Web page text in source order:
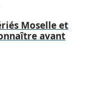
Moselle et
avant